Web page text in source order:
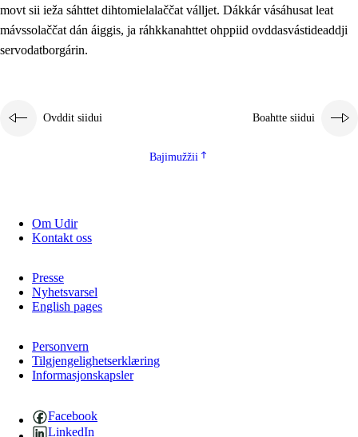
movt sii ieža sáhttet dihtomielalaččat válljet. Dákkár vásáhusat leat
mávssolaččat dán áiggis, ja ráhkkanahttet ohppiid ovddasvástideaddji
servodatborgárin.
Ovddit siidui Boahtte siidui
Bajimužžii
Om Udir
Kontakt oss
Presse
Nyhetsvarsel
English pages
Personvern
Tilgjengelighetserklæring
Informasjonskapsler
Facebook
LinkedIn